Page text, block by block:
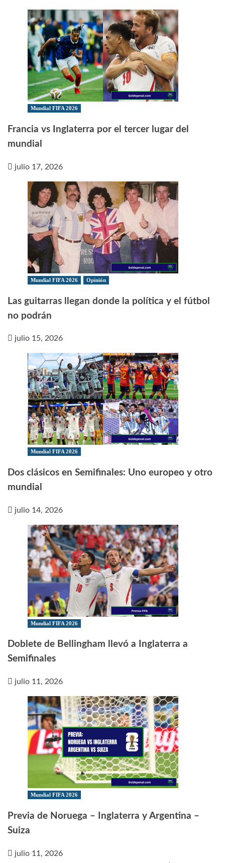
Mundial FIFA 2026
Francia vs Inglaterra por el tercer lugar del
mundial
julio 17, 2026
Mundial FIFA 2026 Opinión
Las guitarras llegan donde la política y el fútbol
no podrán
julio 15, 2026
Mundial FIFA 2026
Dos clásicos en Semifinales: Uno europeo y otro
mundial
julio 14, 2026
Mundial FIFA 2026
Doblete de Bellingham llevó a Inglaterra a
Semifinales
julio 11, 2026
Mundial FIFA 2026
Previa de Noruega – Inglaterra y Argentina –
Suiza
julio 11, 2026